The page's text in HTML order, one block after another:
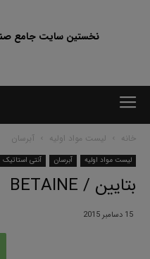
نخستین سایت جامع
خانه لیست مواد اولیه آبرسان
لیست مواد اولیه آبرسان آنتی استاتیک
بتایین / BETAINE
15 دسامبر 2015